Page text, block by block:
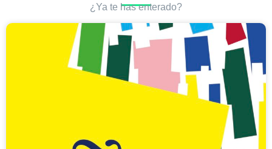
¿Ya te has enterado?